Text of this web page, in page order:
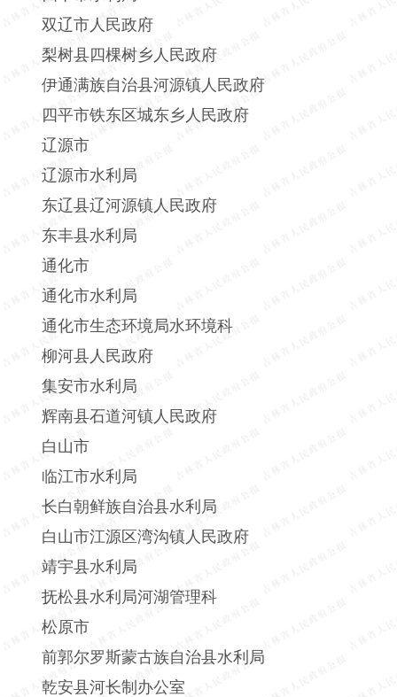
双辽市人民政府
梨树县四棵树乡人民政府
伊通满族自治县河源镇人民政府
四平市铁东区城东乡人民政府
辽源市
辽源市水利局
东辽县辽河源镇人民政府
东丰县水利局
通化市
通化市水利局
通化市生态环境局水环境科
柳河县人民政府
集安市水利局
辉南县石道河镇人民政府
白山市
临江市水利局
长白朝鲜族自治县水利局
白山市江源区湾沟镇人民政府
靖宇县水利局
抚松县水利局河湖管理科
松原市
前郭尔罗斯蒙古族自治县水利局
乾安县河长制办公室